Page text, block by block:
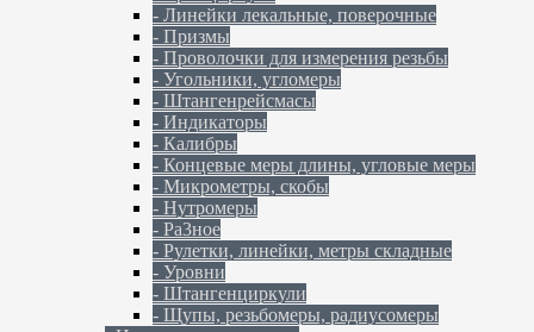
- Линейки лекальные, поверочные
- Призмы
- Проволочки для измерения резьбы
- Угольники, угломеры
- Штангенрейсмасы
- Индикаторы
- Калибры
- Концевые меры длины, угловые меры
- Микрометры, скобы
- Нутромеры
- Ра3ное
- Рулетки, линейки, метры складные
- Уровни
- Штангенциркули
- Щупы, резьбомеры, радиусомеры